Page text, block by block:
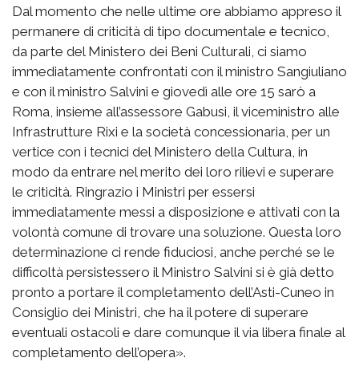
Dal momento che nelle ultime ore abbiamo appreso il
permanere di criticità di tipo documentale e tecnico,
da parte del Ministero dei Beni Culturali, ci siamo
immediatamente confrontati con il ministro Sangiuliano
e con il ministro Salvini e giovedì alle ore 15 sarò a
Roma, insieme all’assessore Gabusi, il viceministro alle
Infrastrutture Rixi e la società concessionaria, per un
vertice con i tecnici del Ministero della Cultura, in
modo da entrare nel merito dei loro rilievi e superare
le criticità. Ringrazio i Ministri per essersi
immediatamente messi a disposizione e attivati con la
volontà comune di trovare una soluzione. Questa loro
determinazione ci rende fiduciosi, anche perché se le
difficoltà persistessero il Ministro Salvini si è già detto
pronto a portare il completamento dell’Asti-Cuneo in
Consiglio dei Ministri, che ha il potere di superare
eventuali ostacoli e dare comunque il via libera finale al
completamento dell’opera».